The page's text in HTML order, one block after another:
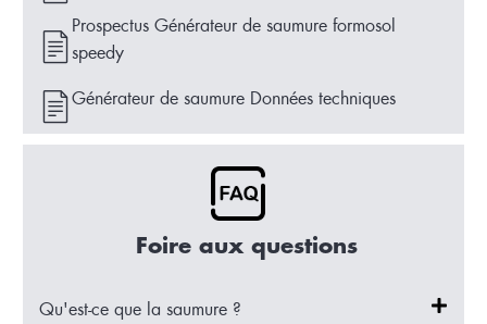
Prospectus Générateur de saumure formosol
speedy
Générateur de saumure Données techniques
Foire aux questions
Qu'est-ce que la saumure ?